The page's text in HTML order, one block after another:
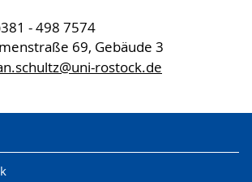
- 498 7574
69, Gebäude 3
@uni-rostock.de